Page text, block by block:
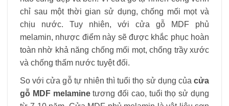
chỉ sau một thời gian sử dụng, chống mối mọt và
chịu nước. Tuy nhiên, với cửa gỗ MDF phủ
melamin, nhược điểm này sẽ được khắc phục hoàn
toàn nhờ khả năng chống mối mọt, chống trầy xước
và chống thấm nước tuyệt đối.
So với cửa gỗ tự nhiên thì tuổi thọ sử dụng của cửa
gỗ MDF melaminetương đối cao, tuổi thọ sử dụng